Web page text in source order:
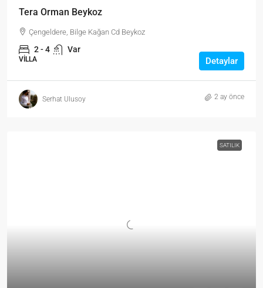
Tera Orman Beykoz
Çengeldere, Bilge Kağan Cd Beykoz
2 - 4 Var
VILLA Detaylar
Serhat Ulusoy 2 ay önce
SATILIK